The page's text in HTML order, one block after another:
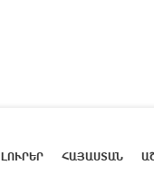
ԼՈՒՐԵՐ ՀԱՅԱՍՏԱՆ